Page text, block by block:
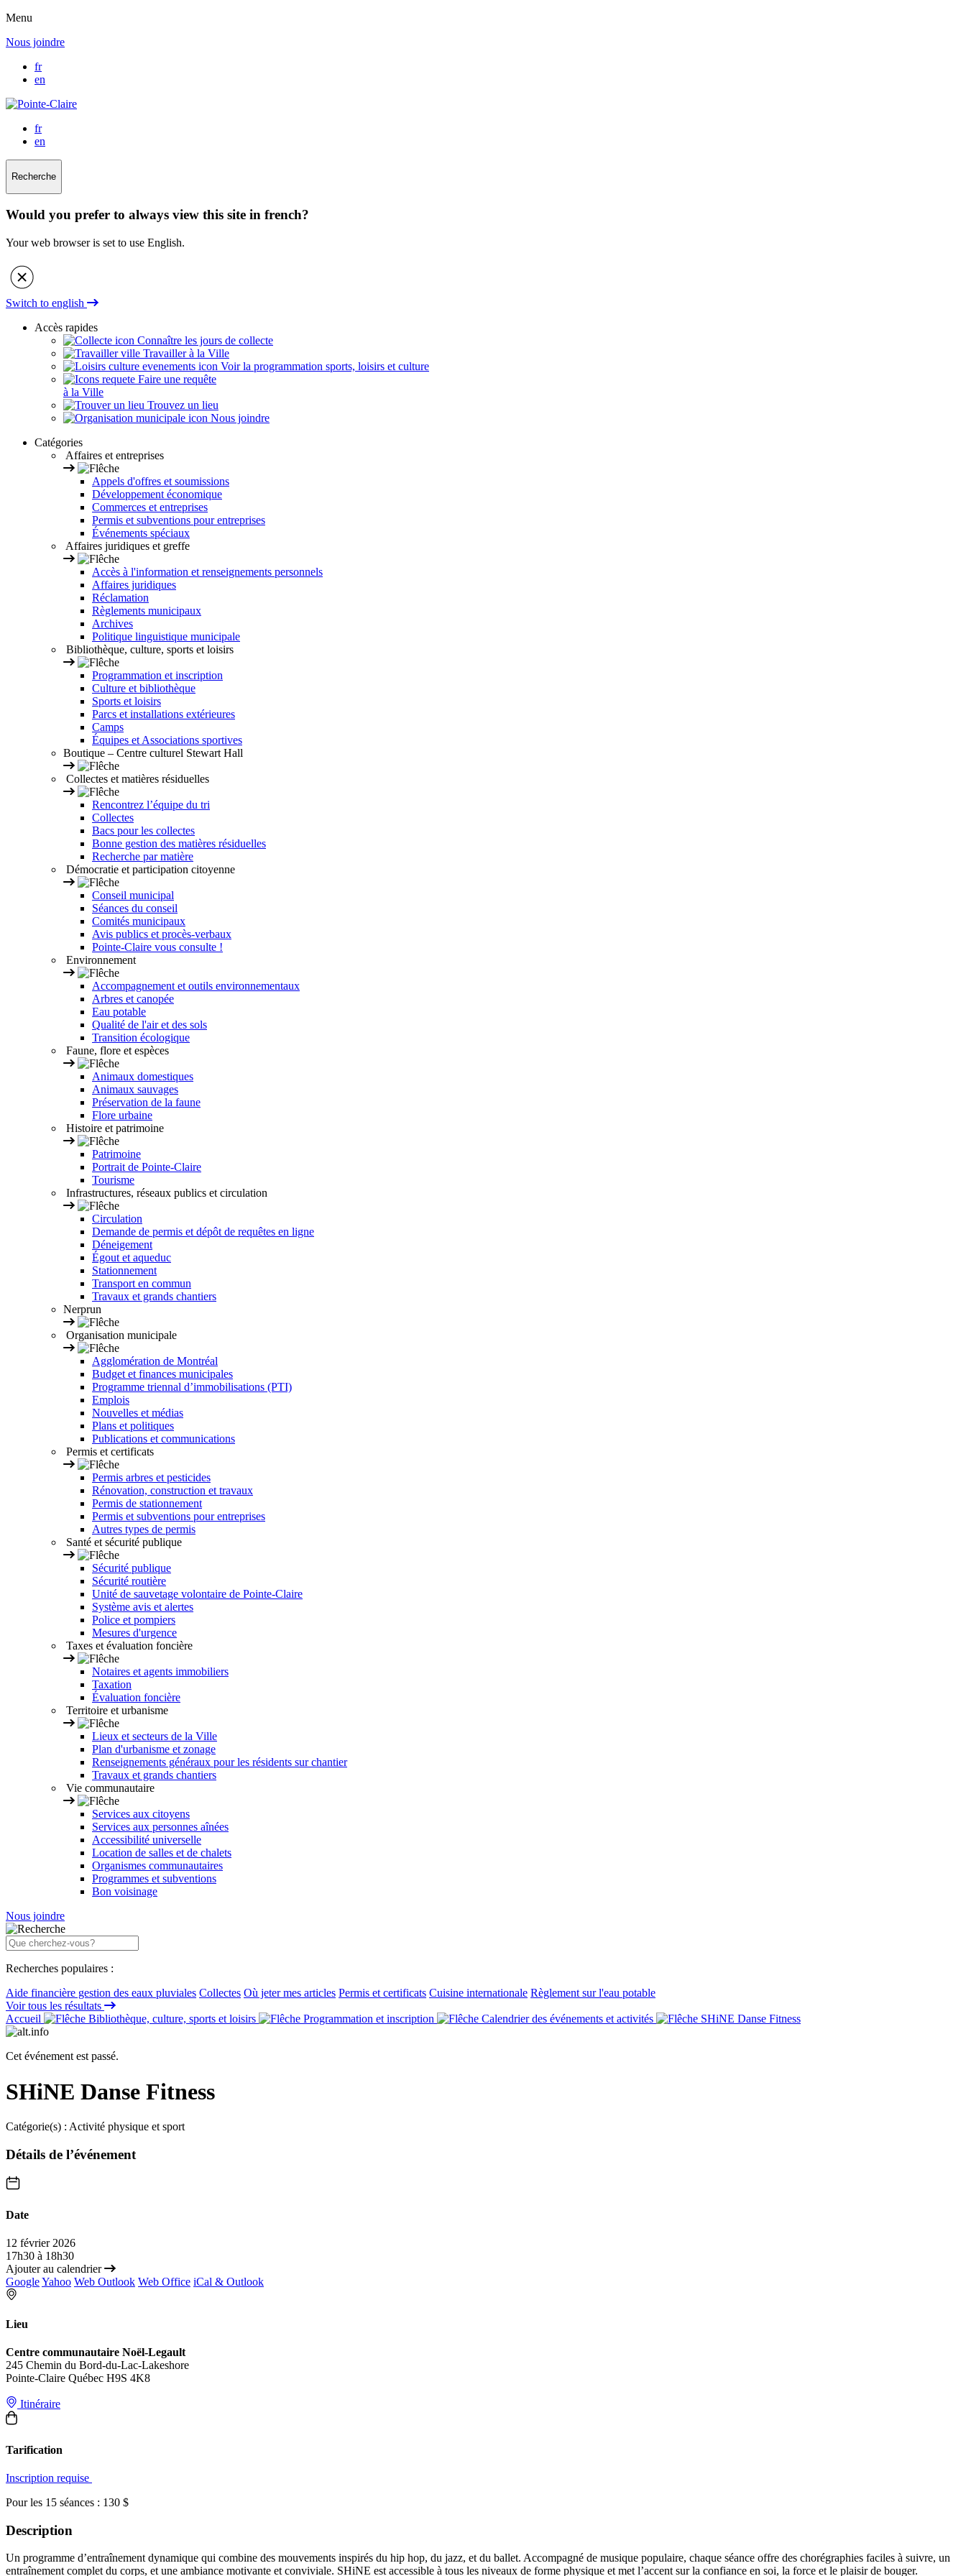
Menu
Nous joindre
fr
en
fr
en
Recherche
Would you prefer to always view this site in french?
Your web browser is set to use English.
Switch to english
Accès rapides
Connaître les jours de collecte
Travailler à la Ville
Voir la programmation sports, loisirs et culture
Faire une requête
à la Ville
Trouvez un lieu
Nous joindre
Catégories
Affaires et entreprises
Appels d'offres et soumissions
Développement économique
Commerces et entreprises
Permis et subventions pour entreprises
Événements spéciaux
Affaires juridiques et greffe
Accès à l'information et renseignements personnels
Affaires juridiques
Réclamation
Règlements municipaux
Archives
Politique linguistique municipale
Bibliothèque, culture, sports et loisirs
Programmation et inscription
Culture et bibliothèque
Sports et loisirs
Parcs et installations extérieures
Camps
Équipes et Associations sportives
Boutique – Centre culturel Stewart Hall
Collectes et matières résiduelles
Rencontrez l’équipe du tri
Collectes
Bacs pour les collectes
Bonne gestion des matières résiduelles
Recherche par matière
Démocratie et participation citoyenne
Conseil municipal
Séances du conseil
Comités municipaux
Avis publics et procès-verbaux
Pointe-Claire vous consulte !
Environnement
Accompagnement et outils environnementaux
Arbres et canopée
Eau potable
Qualité de l'air et des sols
Transition écologique
Faune, flore et espèces
Animaux domestiques
Animaux sauvages
Préservation de la faune
Flore urbaine
Histoire et patrimoine
Patrimoine
Portrait de Pointe-Claire
Tourisme
Infrastructures, réseaux publics et circulation
Circulation
Demande de permis et dépôt de requêtes en ligne
Déneigement
Égout et aqueduc
Stationnement
Transport en commun
Travaux et grands chantiers
Nerprun
Organisation municipale
Agglomération de Montréal
Budget et finances municipales
Programme triennal d’immobilisations (PTI)
Emplois
Nouvelles et médias
Plans et politiques
Publications et communications
Permis et certificats
Permis arbres et pesticides
Rénovation, construction et travaux
Permis de stationnement
Permis et subventions pour entreprises
Autres types de permis
Santé et sécurité publique
Sécurité publique
Sécurité routière
Unité de sauvetage volontaire de Pointe-Claire
Système avis et alertes
Police et pompiers
Mesures d'urgence
Taxes et évaluation foncière
Notaires et agents immobiliers
Taxation
Évaluation foncière
Territoire et urbanisme
Lieux et secteurs de la Ville
Plan d'urbanisme et zonage
Renseignements généraux pour les résidents sur chantier
Travaux et grands chantiers
Vie communautaire
Services aux citoyens
Services aux personnes aînées
Accessibilité universelle
Location de salles et de chalets
Organismes communautaires
Programmes et subventions
Bon voisinage
Nous joindre
Recherches populaires :
Aide financière gestion des eaux pluviales Collectes Où jeter mes articles Permis et certificats Cuisine internationale Règlement sur l'eau potable
Voir tous les résultats
Accueil
Bibliothèque, culture, sports et loisirs Programmation et inscription Calendrier des événements et activités SHiNE Danse Fitness
Cet événement est passé.
SHiNE Danse Fitness
Catégorie(s) : Activité physique et sport
Détails de l’événement
Date
12 février 2026
17h30 à 18h30
Ajouter au calendrier
GoogleYahoo Web Outlook Web Office iCal & Outlook
Lieu
Centre communautaire Noël-Legault
245 Chemin du Bord-du-Lac-Lakeshore
Pointe-Claire Québec H9S 4K8
Itinéraire
Tarification
Inscription requise
Pour les 15 séances : 130 $
Description
Un programme d’entraînement dynamique qui combine des mouvements inspirés du hip hop, du jazz, et du ballet. Accompagné de musique populaire, chaque séance offre des chorégraphies faciles à suivre, un
entraînement complet du corps, et une ambiance motivante et conviviale. SHiNE est accessible à tous les niveaux de forme physique et met l’accent sur la confiance en soi, la force et le plaisir de bouger.